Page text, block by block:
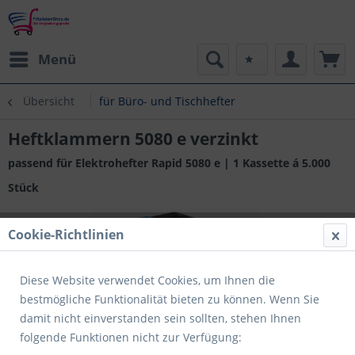
Menü
Übersicht für Büro- und Tischhefter
Heftklammern 5080 e verzinkt
passend für Elektrohefter Rapid 5080 e | 1 Kassette á 5.000
Stück
Cookie-Richtlinien
Diese Website verwendet Cookies, um Ihnen die
bestmögliche Funktionalität bieten zu können. Wenn Sie
damit nicht einverstanden sein sollten, stehen Ihnen
folgende Funktionen nicht zur Verfügung: